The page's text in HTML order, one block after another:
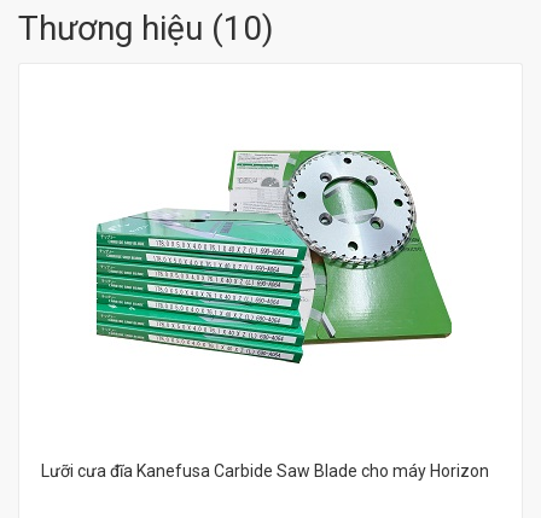
Thương hiệu (10)
Lưỡi cưa đĩa Kanefusa Carbide Saw Blade cho máy Horizon